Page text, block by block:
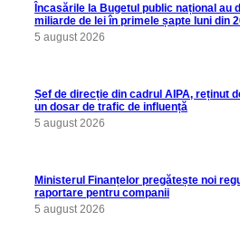
Încasările la Bugetul public național au
miliarde de lei în primele șapte luni din
5 august 2026
Șef de direcție din cadrul AIPA, reținut
un dosar de trafic de influență
5 august 2026
Ministerul Finanțelor pregătește noi
raportare pentru companii
5 august 2026